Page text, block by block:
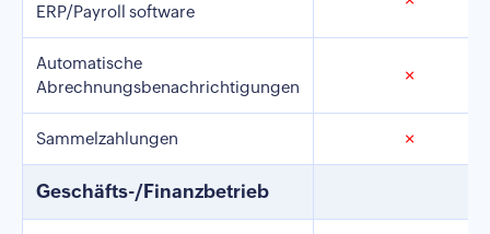
ERP/Payroll software
Automatische
Abrechnungsbenachrichtigungen
✗
Sammelzahlungen ✗
Geschäfts-/Finanzbetrieb